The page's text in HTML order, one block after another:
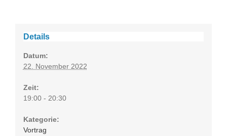
Details
Datum:
22. November 2022
Zeit:
19:00 - 20:30
Kategorie:
Vortrag